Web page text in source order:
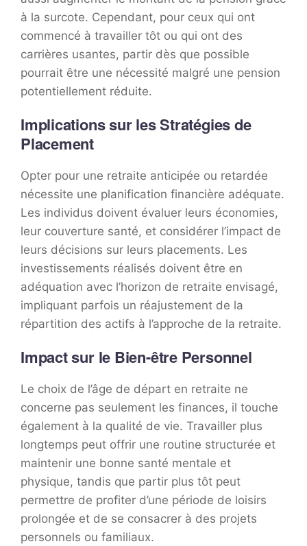
à la surcote. Cependant, pour ceux qui ont
commencé à travailler tôt ou qui ont des
carrières usantes, partir dès que possible
pourrait être une nécessité malgré une pension
potentiellement réduite.
Implications sur les Stratégies de
Placement
Opter pour une retraite anticipée ou retardée
nécessite une planification financière adéquate.
Les individus doivent évaluer leurs économies,
leur couverture santé, et considérer l’impact de
leurs décisions sur leurs placements. Les
investissements réalisés doivent être en
adéquation avec l’horizon de retraite envisagé,
impliquant parfois un réajustement de la
répartition des actifs à l’approche de la retraite.
Impact sur le Bien-être Personnel
Le choix de l’âge de départ en retraite ne
concerne pas seulement les finances, il touche
également à la qualité de vie. Travailler plus
longtemps peut offrir une routine structurée et
maintenir une bonne santé mentale et
physique, tandis que partir plus tôt peut
permettre de profiter d’une période de loisirs
prolongée et de se consacrer à des projets
personnels ou familiaux.